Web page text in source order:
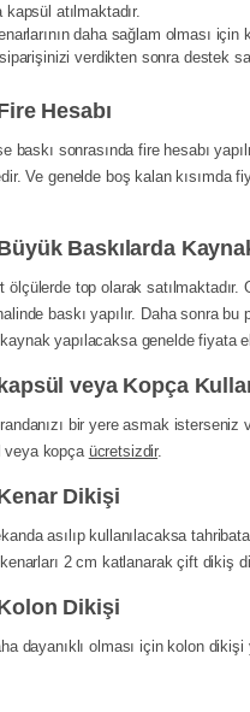
atılmaktadır.
daha sağlam olması için
siparişinizi verdikten sonra destek
Hesabı
baskı sonrasında fire hesabı
Ve genelde boş kalan kısımda
Baskılarda Kaynak
ölçülerde top olarak
baskı yapılır. Daha sonra
kaynak yapılacaksa genelde
veya Kopça
bir yere asmak
veya kopça ücretsizdir.
Dikişi
asılıp kullanılacaksa
2 cm katlanarak çift dikiş
Dikişi
dayanıklı olması için kolon